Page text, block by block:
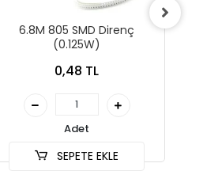
6.8M 805 SMD Direnç
(0.125W)
0,48 TL
Adet
SEPETE EKLE